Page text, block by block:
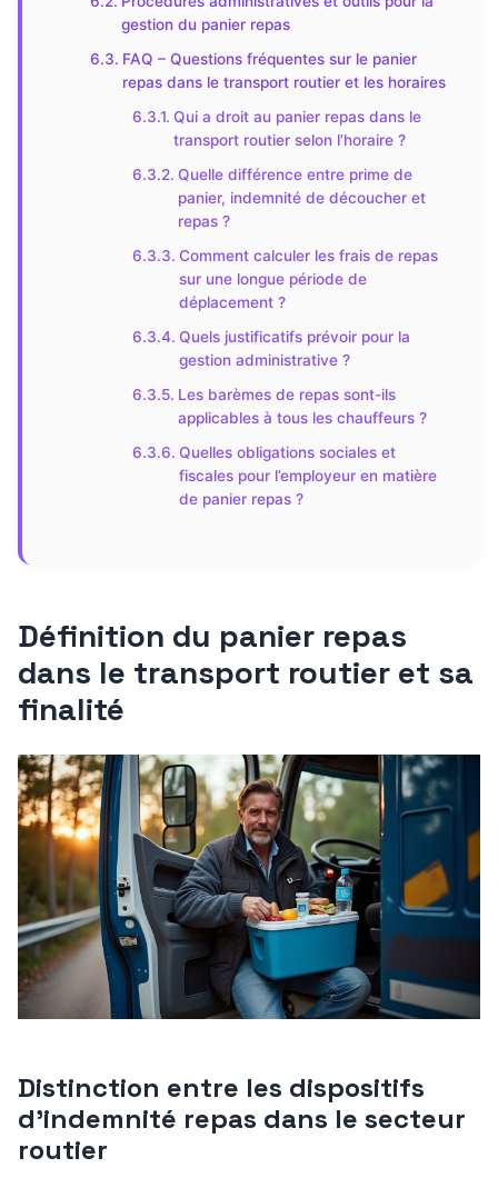
gestion du panier repas
FAQ – Questions fréquentes sur le panier
repas dans le transport routier et les horaires
Qui a droit au panier repas dans le
transport routier selon l’horaire ?
Quelle différence entre prime de
panier, indemnité de découcher et
repas ?
Comment calculer les frais de repas
sur une longue période de
déplacement ?
Quels justificatifs prévoir pour la
gestion administrative ?
Les barèmes de repas sont-ils
applicables à tous les chauffeurs ?
Quelles obligations sociales et
fiscales pour l’employeur en matière
de panier repas ?
Définition du panier repas
dans le transport routier et sa
finalité
Distinction entre les dispositifs
d’indemnité repas dans le secteur
routier